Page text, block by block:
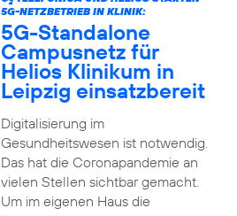
2
5G-NETZBETRIEB IN KLINIK:
5G-Standalone
Campusnetz für
Helios Klinikum in
Leipzig einsatzbereit
Digitalisierung im
Gesundheitswesen ist notwendig.
Das hat die Coronapandemie an
vielen Stellen sichtbar gemacht.
Um im eigenen Haus die